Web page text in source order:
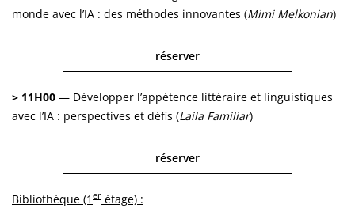
monde avec l’IA : des méthodes innovantes (Mimi Melkonian)
réserver
> 11H00 — Développer l’appétence littéraire et linguistiques
avec l’IA : perspectives et défis (Laila Familiar)
réserver
Bibliothèque (1 er étage) :